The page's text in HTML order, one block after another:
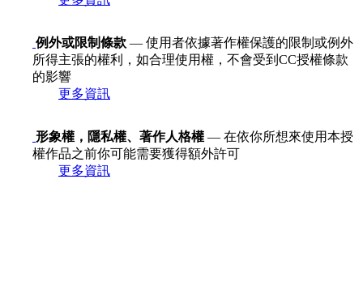
例外或限制條款 — 使用者依據著作權保護的限制或例外
所得主張的權利，如合理使用權，不會受到CC授權條款
的影響
更多資訊
形象權，隱私權、著作人格權 — 在依你所想來使用本授
權作品之前你可能需要獲得額外許可
更多資訊